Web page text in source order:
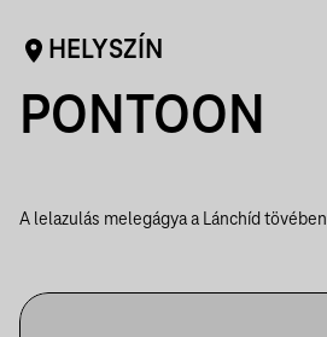
HELYSZÍN
PONTOON
A lelazulás melegágya a Lánchíd